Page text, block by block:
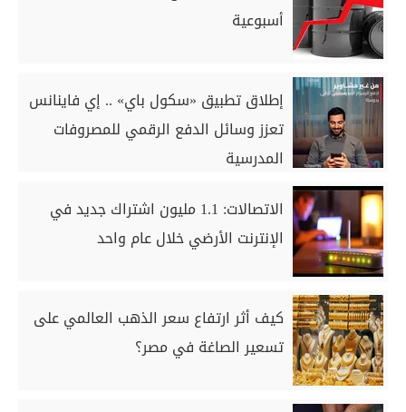
أسبوعية
إطلاق تطبيق «سكول باي» .. إي فاينانس
تعزز وسائل الدفع الرقمي للمصروفات
المدرسية
الاتصالات: 1.1 مليون اشتراك جديد في
الإنترنت الأرضي خلال عام واحد
كيف أثر ارتفاع سعر الذهب العالمي على
تسعير الصاغة في مصر؟